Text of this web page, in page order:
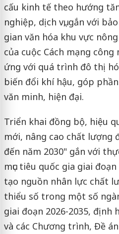
cấu kinh tế theo hướng
nghiệp, dịch vụ, gắn với
gian văn hóa khu vực
của cuộc Cách mạng
ứng với quá trình đô thị
biến đổi khí hậu, góp
văn minh, hiện đại.
Triển khai đồng bộ, hiệu
mới, nâng cao chất lượng
đến năm 2030" gắn với
mục tiêu quốc gia giai
tạo nguồn nhân lực chất
thiểu số trong một số
giai đoạn 2026-2035, định
và các Chương trình, Đề